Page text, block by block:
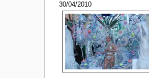
30/04/2010